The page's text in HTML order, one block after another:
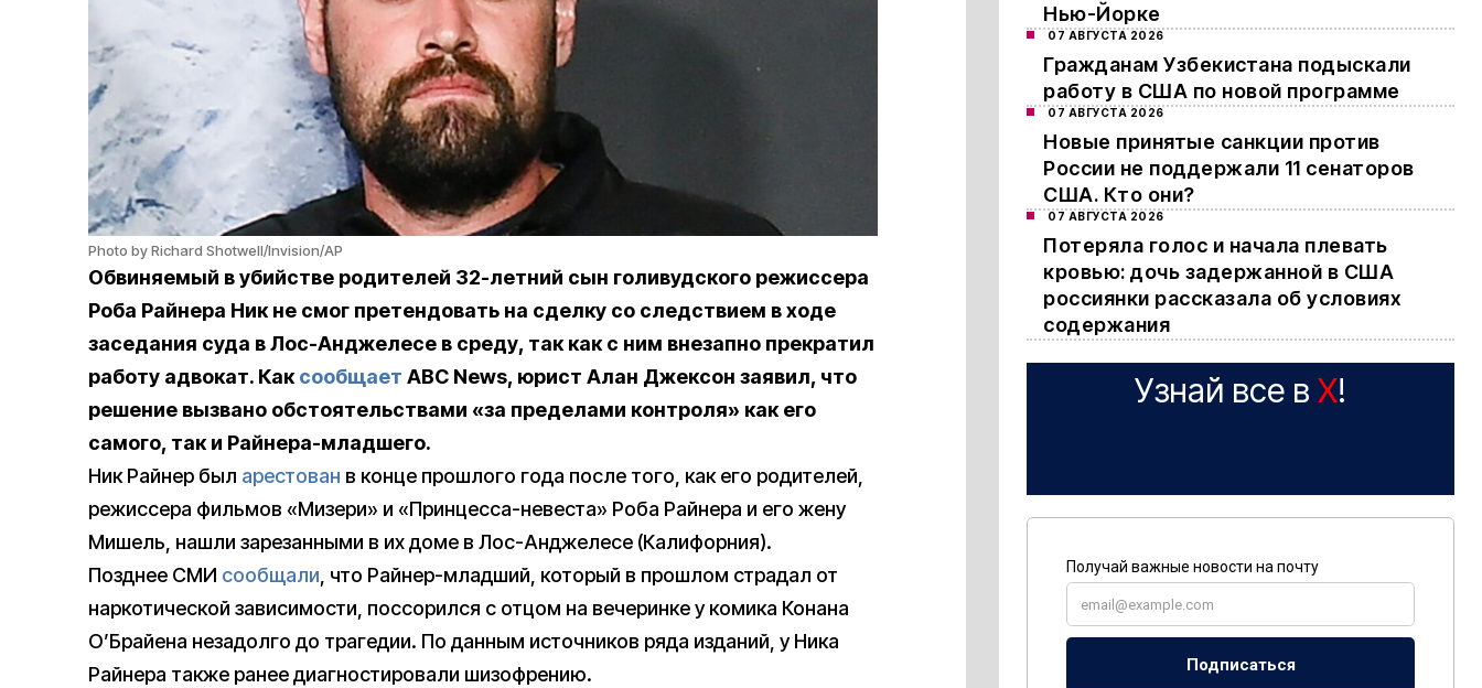
Photo by Richard Shotwell/Invision/AP
Обвиняемый в убийстве родителей 32-летний сын голивудского режиссера
Роба Райнера Ник не смог претендовать на сделку со следствием в ходе
заседания суда в Лос-Анджелесе в среду, так как с ним внезапно прекратил
работу адвокат. Каксообщает ABC News, юрист Алан Джексон заявил, что
решение вызвано обстоятельствами «за пределами контроля» как его
самого, так и Райнера-младшего.
Ник Райнер был арестован в конце прошлого года после того, как его родителей,
режиссера фильмов «Мизери» и «Принцесса-невеста» Роба Райнера и его жену
Мишель, нашли зарезанными в их доме в Лос-Анджелесе (Калифорния).
Позднее СМИ сообщали, что Райнер-младший, который в прошлом страдал от
наркотической зависимости, поссорился с отцом на вечеринке у комика Конана
О’Брайена незадолго до трагедии. По данным источников ряда изданий, у Ника
Райнера также ранее диагностировали шизофрению.
Нью-Йорке
07 АВГУСТА 2026
Гражданам Узбекистана подыскали
работу в США по новой программе
07 АВГУСТА 2026
Новые принятые санкции против
России не поддержали 11 сенаторов
США. Кто они?
07 АВГУСТА 2026
Потеряла голос и начала плевать
кровью: дочь задержанной в США
россиянки рассказала об условиях
содержания
Узнай все в X!